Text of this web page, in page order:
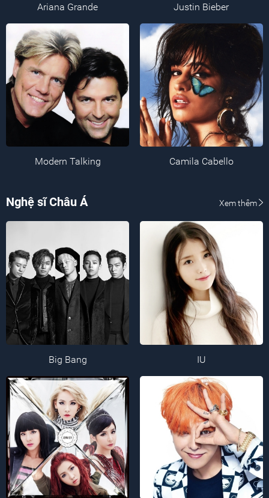
Ariana Grande Justin Bieber
Modern Talking Camila Cabello
Nghệ sĩ Châu Á Xem thêm
Big Bang IU